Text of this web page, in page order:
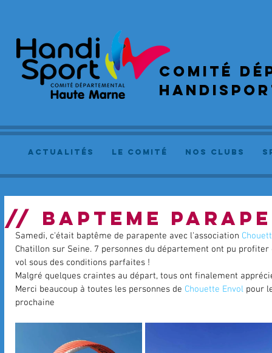
COMIté
actualités le comité NOS CLUBS
// BAPTEME
Samedi, c'était baptême de parapente avec l'association
Chatillon sur Seine. 7 personnes du département ont pu
vol sous des conditions parfaites !
Malgré quelques craintes au départ, tous ont finalement
Merci beaucoup à toutes les personnes de Chouette Envol pour
prochaine